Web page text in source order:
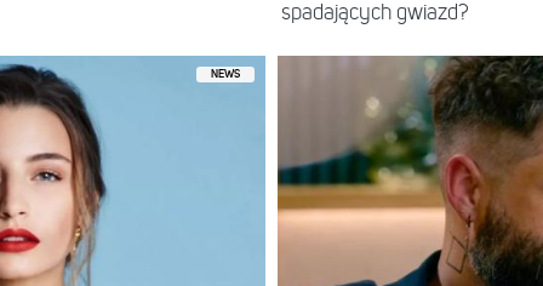
spadających gwiazd?
NEWS